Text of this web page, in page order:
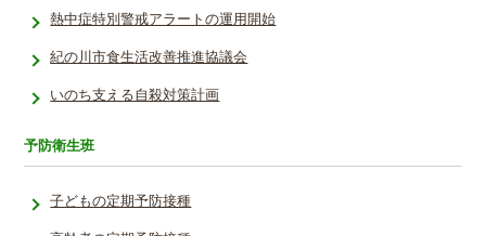
熱中症特別­警戒アラー­トの運用開­始­
紀の川市食生活改善推進協議会
いのち支える自殺対策計画
予防衛生班
子どもの定期予防接種